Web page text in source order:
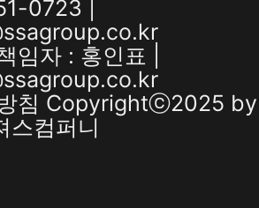
0723 |
임자 : 홍인표 |
침 Copyrightⓒ2025 by
스컴퍼니